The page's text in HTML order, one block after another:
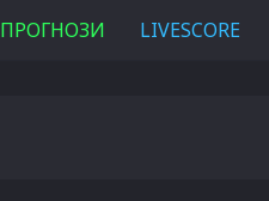
ПРОГНОЗИ LIVESCORE